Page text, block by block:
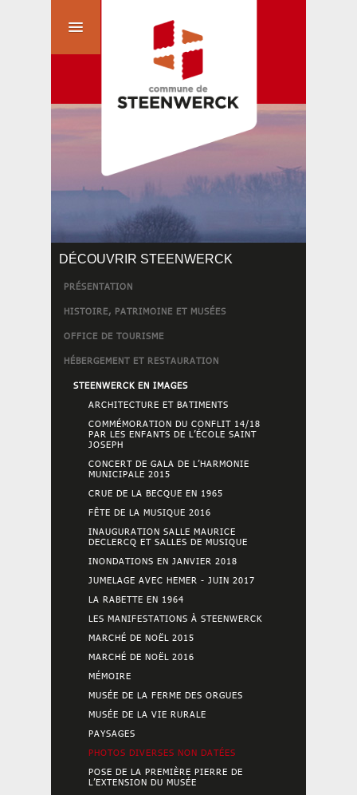
DÉCOUVRIR STEENWERCK
PRÉSENTATION
HISTOIRE, PATRIMOINE ET MUSÉES
OFFICE DE TOURISME
HÉBERGEMENT ET RESTAURATION
STEENWERCK EN IMAGES
ARCHITECTURE ET BATIMENTS
COMMÉMORATION DU CONFLIT 14/18
PAR LES ENFANTS DE L’ÉCOLE SAINT
JOSEPH
CONCERT DE GALA DE L’HARMONIE
MUNICIPALE 2015
CRUE DE LA BECQUE EN 1965
FÊTE DE LA MUSIQUE 2016
INAUGURATION SALLE MAURICE
DECLERCQ ET SALLES DE MUSIQUE
INONDATIONS EN JANVIER 2018
JUMELAGE AVEC HEMER - JUIN 2017
LA RABETTE EN 1964
LES MANIFESTATIONS À STEENWERCK
MARCHÉ DE NOËL 2015
MARCHÉ DE NOËL 2016
MÉMOIRE
MUSÉE DE LA FERME DES ORGUES
MUSÉE DE LA VIE RURALE
PAYSAGES
PHOTOS DIVERSES NON DATÉES
POSE DE LA PREMIÈRE PIERRE DE
L’EXTENSION DU MUSÉE